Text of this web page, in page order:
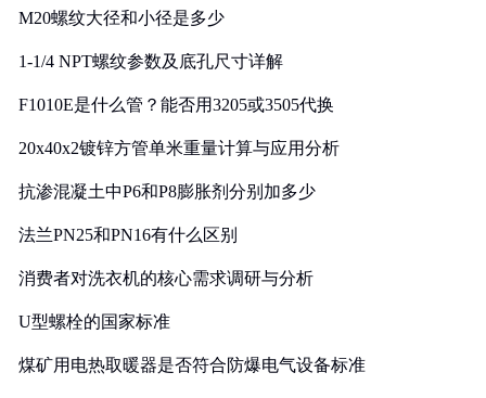
M20螺纹大径和小径是多少
1-1/4 NPT螺纹参数及底孔尺寸详解
F1010E是什么管？能否用3205或3505代换
20x40x2镀锌方管单米重量计算与应用分析
抗渗混凝土中P6和P8膨胀剂分别加多少
法兰PN25和PN16有什么区别
消费者对洗衣机的核心需求调研与分析
U型螺栓的国家标准
煤矿用电热取暖器是否符合防爆电气设备标准